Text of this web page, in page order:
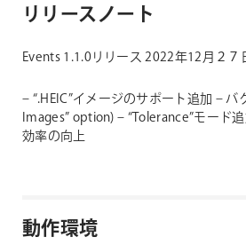
リリースノート
Events 1.1.0リリース 2022年12月２７
– “.HEIC”イメージのサポート追加 – バ
Images” option) – “Tolerance”モード
効率の向上
動作環境